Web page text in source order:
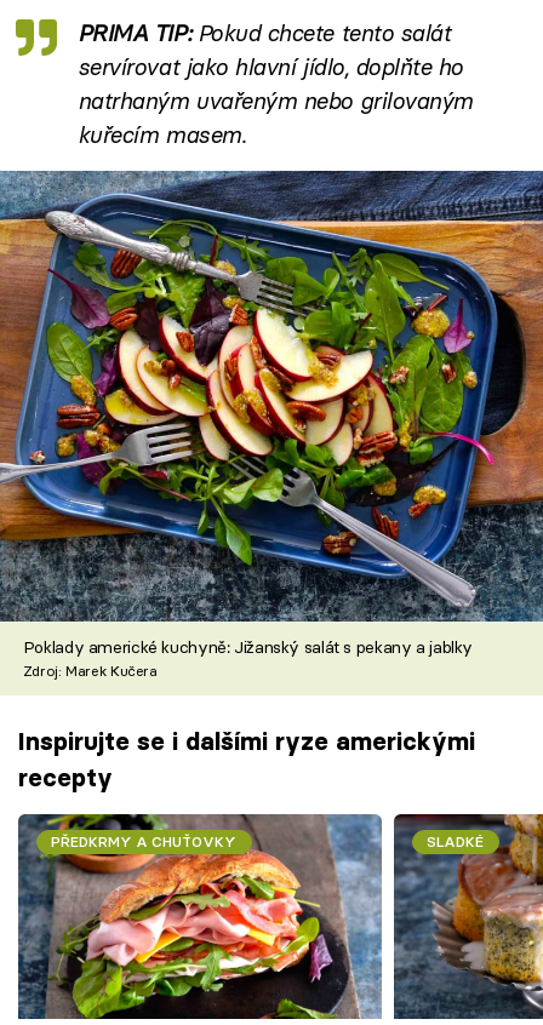
PRIMA TIP:Pokud chcete tento salát
servírovat jako hlavní jídlo, doplňte ho
natrhaným uvařeným nebo grilovaným
kuřecím masem.
Poklady americké kuchyně: Jižanský salát s pekany a jablky
Zdroj: Marek Kučera
Inspirujte se i dalšími ryze americkými
recepty
PŘEDKRMY A CHUŤOVKY SLADKÉ